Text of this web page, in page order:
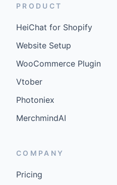
PRODUCT
HeiChat for Shopify
Website Setup
WooCommerce Plugin
Vtober
Photoniex
MerchmindAI
COMPANY
Pricing